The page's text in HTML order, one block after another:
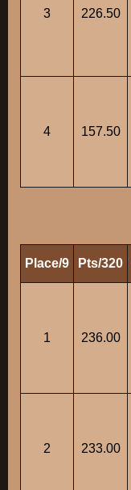
3 226.50
4 157.50
Place/9 Pts/320
1 236.00
2 233.00